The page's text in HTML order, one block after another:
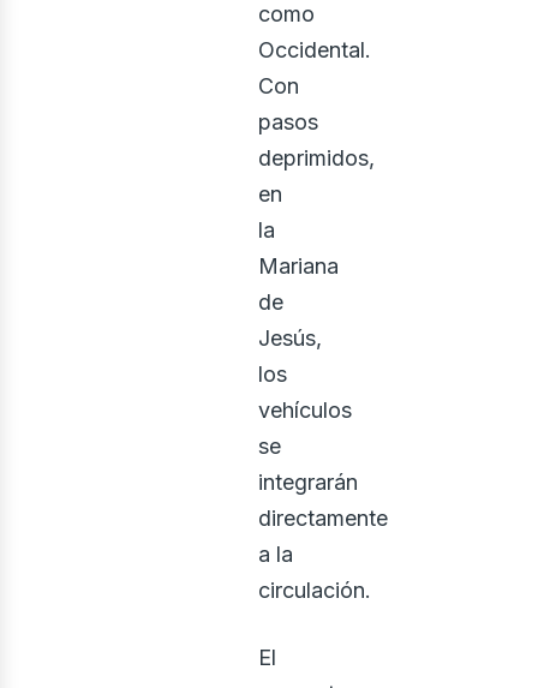
como
Occidental.
Con
pasos
deprimidos,
en
la
Mariana
de
Jesús,
los
vehículos
se
integrarán
directamente
a la
circulación.
El